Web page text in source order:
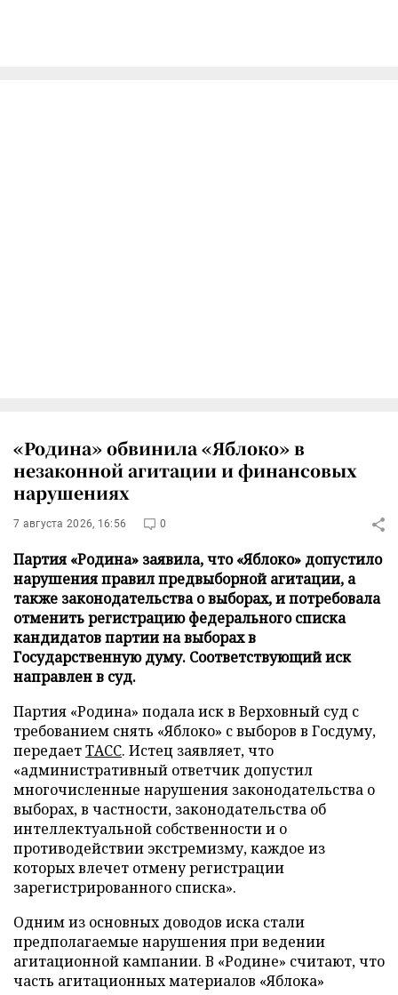
«Родина» обвинила «Яблоко» в
незаконной агитации и финансовых
нарушениях
7 августа 2026, 16:56 0
Партия «Родина» заявила, что «Яблоко» допустило
нарушения правил предвыборной агитации, а
также законодательства о выборах, и потребовала
отменить регистрацию федерального списка
кандидатов партии на выборах в
Государственную думу. Соответствующий иск
направлен в суд.
Партия «Родина» подала иск в Верховный суд с
требованием снять «Яблоко» с выборов в Госдуму,
передаетТАСС. Истец заявляет, что
«административный ответчик допустил
многочисленные нарушения законодательства о
выборах, в частности, законодательства об
интеллектуальной собственности и о
противодействии экстремизму, каждое из
которых влечет отмену регистрации
зарегистрированного списка».
Одним из основных доводов иска стали
предполагаемые нарушения при ведении
агитационной кампании. В «Родине» считают, что
часть агитационных материалов «Яблока»